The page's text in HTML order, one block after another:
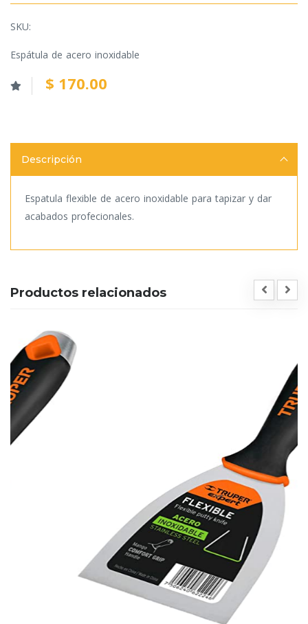
SKU:
Espátula de acero inoxidable
$ 170.00
Descripción
Espatula flexible de acero inoxidable para tapizar y dar
acabados profecionales.
Productos relacionados